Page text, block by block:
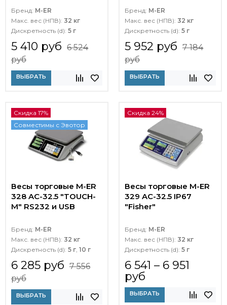
Бренд: M-ER
Макс. вес (НПВ): 32 кг
Дискретность (d): 5 г
5 410 руб 6 524
руб
ВЫБРАТЬ
Бренд: M-ER
Макс. вес (НПВ): 32 кг
Дискретность (d): 5 г
5 952 руб 7 184
руб
ВЫБРАТЬ
Скидка 17%
Совместимы с Эвотор
Весы торговые M-ER
328 AC-32.5 "TOUCH-
M" RS232 и USB
Бренд: M-ER
Макс. вес (НПВ): 32 кг
Дискретность (d): 5 г, 10 г
6 285 руб 7 556
руб
ВЫБРАТЬ
Скидка 24%
Весы торговые M-ER
329 AC-32.5 IP67
"Fisher"
Бренд: M-ER
Макс. вес (НПВ): 32 кг
Дискретность (d): 5 г
6 541 – 6 951
руб
ВЫБРАТЬ